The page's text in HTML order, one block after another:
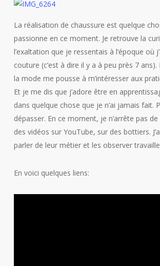
La réalisation de chaussure est quelque
passionne en ce moment. Je retrouve la
l’exaltation que je ressentais à l’époque où
couture (c’est à dire il y a à peu près 7
la mode me pousse à m’intéresser aux
Et je me dis que j’adore être en
dans quelque chose que je n’ai jamais fait.
dépasser. En ce moment, je n’arrête pas
des vidéos sur YouTube, sur des bottiers.
parler de leur métier et les observer
En voici quelques liens: